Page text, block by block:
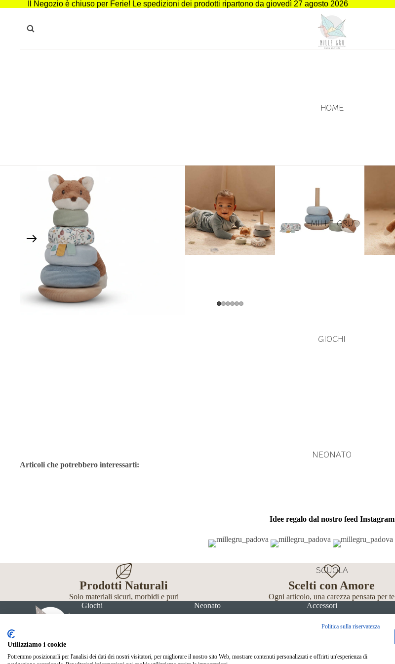
Il Negozio è chiuso per Ferie! Le spedizioni dei prodotti ripartono da giovedì 27 agosto 2026
HOME
MILLE GRU
GIOCHI
NEONATO
SCUOLA
Articoli che potrebbero interessarti:
Idee regalo dal nostro feed Instagram
Prodotti Naturali
Solo materiali sicuri, morbidi e puri
Scelti con Amore
Ogni articolo, una carezza pensata per te
Giochi
Neonato Accessori
Politica sulla riservatezza
Utilizziamo i cookie
Potremmo posizionarli per l'analisi dei dati dei nostri visitatori, per migliorare il nostro sito Web, mostrare contenuti personalizzati e offrirti un'esperienza di